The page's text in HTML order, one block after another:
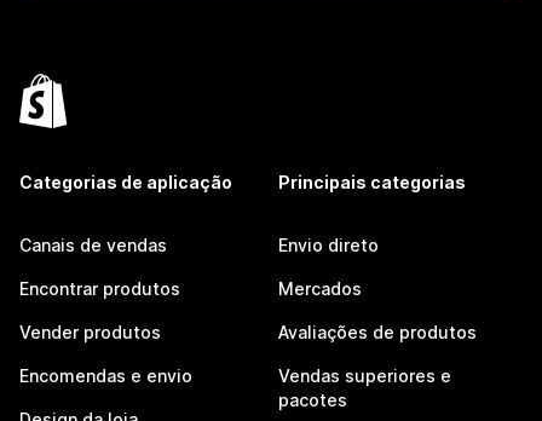
Categorias de aplicação
Canais de vendas
Encontrar produtos
Vender produtos
Encomendas e envio
Principais categorias
Envio direto
Mercados
Avaliações de produtos
Vendas superiores e
pacotes